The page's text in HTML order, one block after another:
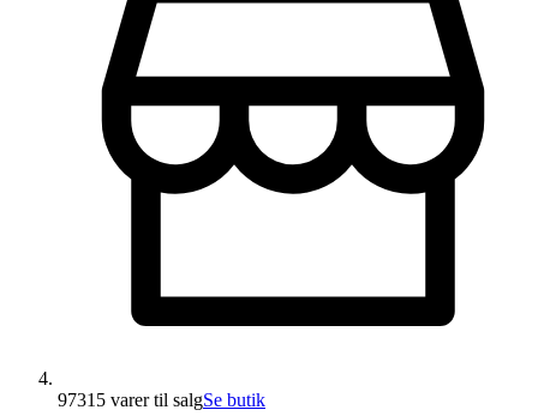
97315 varertil salgSe butik